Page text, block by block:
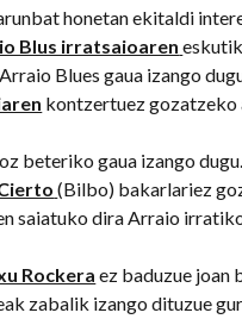
honetan ekitaldi
Blus irratsaioaren
Blues gaua izango
kontzertuez gozatzeko
beteriko gaua izango
(Bilbo) bakarlariez
saiatuko dira Arraio
Rockera ez baduzue joan
zabalik izango dituzue